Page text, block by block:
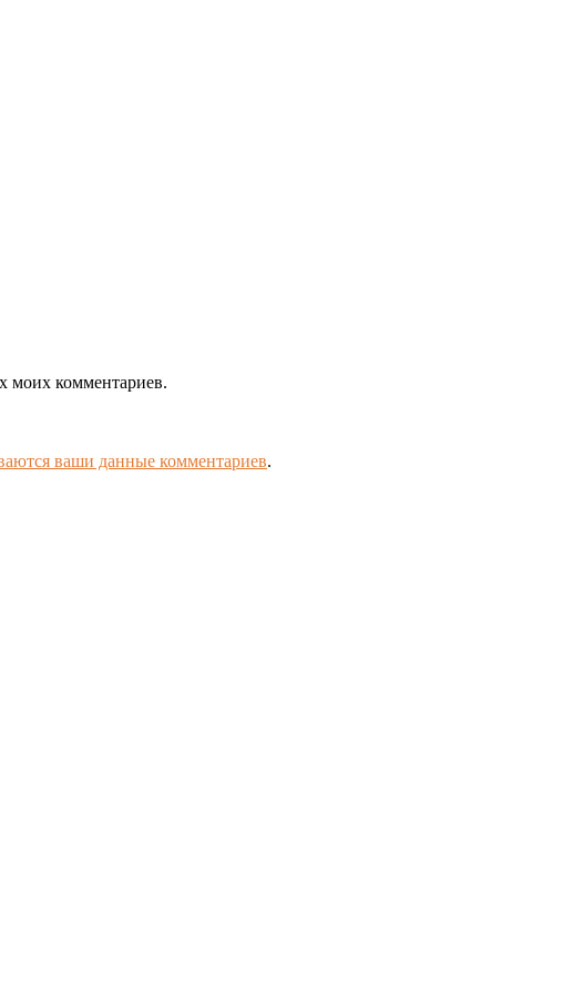
моих комментариев.
ваши данные комментариев.